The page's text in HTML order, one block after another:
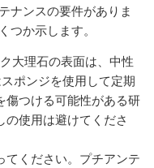
ナンスの要件がありま
つか示します。
大理石の表面は、中性
ポンジを使用して定期
傷つける可能性がある研
の使用は避けてくださ
てください。プチアンテ